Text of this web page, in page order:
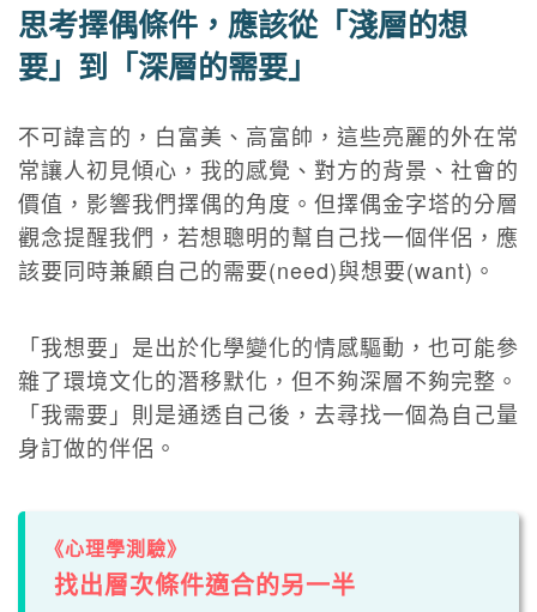
思考擇偶條件，應該從「淺層的想
要」到「深層的需要」
不可諱言的，白富美、高富帥，這些亮麗的外在常
常讓人初見傾心，我的感覺、對方的背景、社會的
價值，影響我們擇偶的角度。但擇偶金字塔的分層
觀念提醒我們，若想聰明的幫自己找一個伴侶，應
該要同時兼顧自己的需要(need)與想要(want)。
「我想要」是出於化學變化的情感驅動，也可能參
雜了環境文化的潛移默化，但不夠深層不夠完整。
「我需要」則是通透自己後，去尋找一個為自己量
身訂做的伴侶。
《心理學測驗》
找出層次條件適合的另一半